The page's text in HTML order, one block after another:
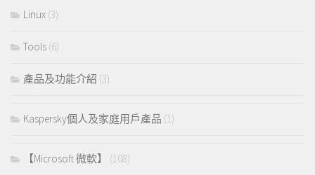
Linux (3)
Tools (6)
產品及功能介紹 (3)
Kaspersky個人及家庭用戶產品 (1)
【Microsoft 微軟】
(108)